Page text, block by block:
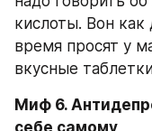
кислоты. Вон
время просят у
вкусные
Миф 6.
себе самому